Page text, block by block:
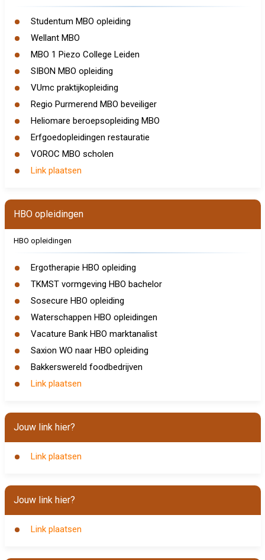
Studentum MBO opleiding
Wellant MBO
MBO 1 Piezo College Leiden
SIBON MBO opleiding
VUmc praktijkopleiding
Regio Purmerend MBO beveiliger
Heliomare beroepsopleiding MBO
Erfgoedopleidingen restauratie
VOROC MBO scholen
Link plaatsen
HBO opleidingen
HBO opleidingen
Ergotherapie HBO opleiding
TKMST vormgeving HBO bachelor
Sosecure HBO opleiding
Waterschappen HBO opleidingen
Vacature Bank HBO marktanalist
Saxion WO naar HBO opleiding
Bakkerswereld foodbedrijven
Link plaatsen
Jouw link hier?
Link plaatsen
Jouw link hier?
Link plaatsen